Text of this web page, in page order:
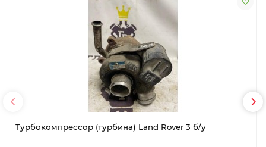
Турбокомпрессор (турбина) Land Rover 3 б/у